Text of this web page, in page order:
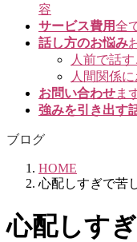
容
サービス費用全
話し方のお悩み
人前で話
人間関係
お問い合わせま
強みを引き出す
ブログ
HOME
心配しすぎで苦
心配しす